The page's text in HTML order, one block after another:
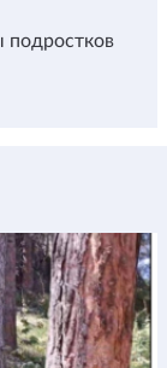
подростков